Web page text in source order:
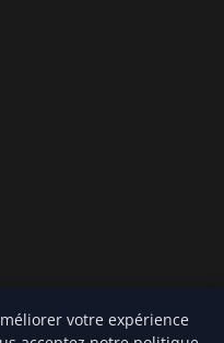
votre expérience